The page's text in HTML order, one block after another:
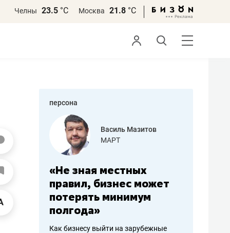
Челны 23.5 °С Москва 21.8 °С
персона
работа
Василь Мазитов
МАРТ
«Не зная местных
правил, бизнес может
потерять минимум
полгода»
Как бизнесу выйти на зарубежные